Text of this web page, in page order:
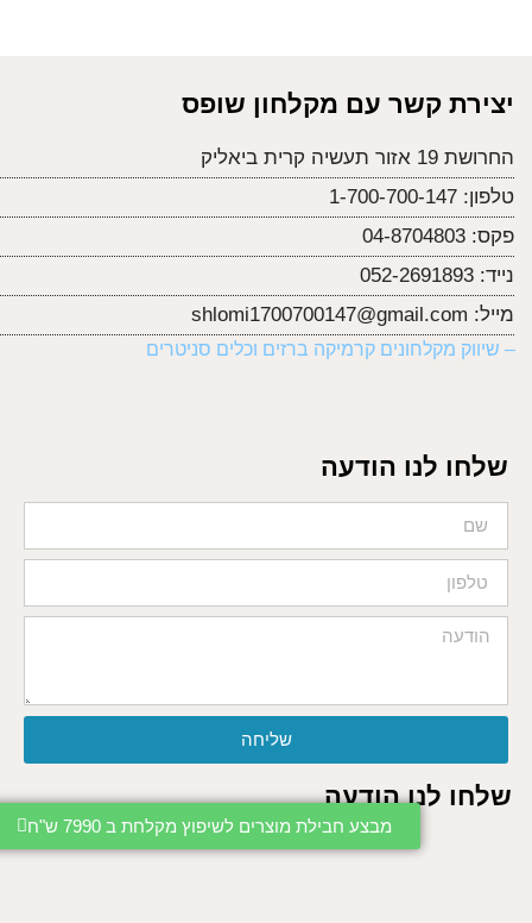
מבצע חבילת מוצרים לשיפוץ מקלחת ב 7990 ש"ח
יצירת קשר עם מקלחון שופס
החרושת 19 אזור תעשיה קרית ביאליק
טלפון: 1-700-700-147
פקס: 04-8704803
נייד: 052-2691893
מייל: shlomi1700700147@gmail.com
– שיווק מקלחונים קרמיקה ברזים וכלים סניטרים
שלחו לנו הודעה
שליחה
שלחו לנו הודעה